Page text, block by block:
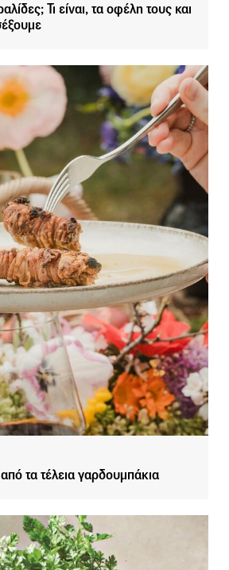
Τι είναι, τα οφέλη τους και
τα τέλεια γαρδουμπάκια